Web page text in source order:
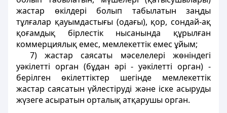
жастар өкiлдерi болып табылатын заңды
тұлғалар қауымдастығы (одағы), қор, сондай-ақ
қоғамдық бiрлестiк нысанында құрылған
коммерциялық емес, мемлекеттік емес ұйым;
7) жастар саясаты мәселелерi жөніндегі
уәкiлеттi орган (бұдан әрi - уәкiлеттi орган) -
берiлген өкiлеттiктер шегiнде мемлекеттік
жастар саясатын үйлестiрудi және iске асыруды
жүзеге асыратын орталық атқарушы орган.